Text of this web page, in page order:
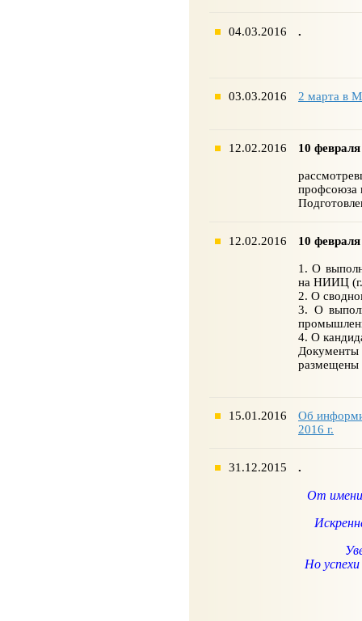
04.03.2016 .
03.03.2016 2 марта в
12.02.2016 10
профсоюза
12.02.2016 10
1. О
на НИИЦ
2. О
3. О
4. О
размещены
15.01.2016
Об
2016 г.
31.12.2015 .
От имени
Но